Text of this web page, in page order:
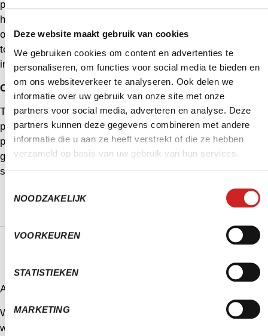
Deze website maakt gebruik van cookies
We gebruiken cookies om content en advertenties te
personaliseren, om functies voor social media te bieden en
om ons websiteverkeer te analyseren. Ook delen we
informatie over uw gebruik van onze site met onze
partners voor social media, adverteren en analyse. Deze
partners kunnen deze gegevens combineren met andere
informatie die u aan ze heeft verstrekt of die ze hebben
verzameld op basis van uw gebruik van hun services.
NOODZAKELIJK
VOORKEUREN
STATISTIEKEN
MARKETING
platform ondersteunt onder meer planning & verhuur,
horeca, kassasysteem, leerlingvolgsysteem, mijn-
omgeving, rapportages, marketing automation en
toegangscontrole & beheer. Meer
informatie:www.sera.nl/dataduiker .
Over TactiPlan
TactiPlan is het complete roosterprogramma voor
personeelsplanning in zwembaden en sportbedrijven. Het
programma ondersteunt CAO-regelgeving, is
gebruiksvriendelijk en koppelt vlekkeloos met de
salarisadministratie. Meer informatie:
INHOUDSOPGAVE
ARTIKEL GESCHREVEN DOOR
Wietske
wietske@sera.nl